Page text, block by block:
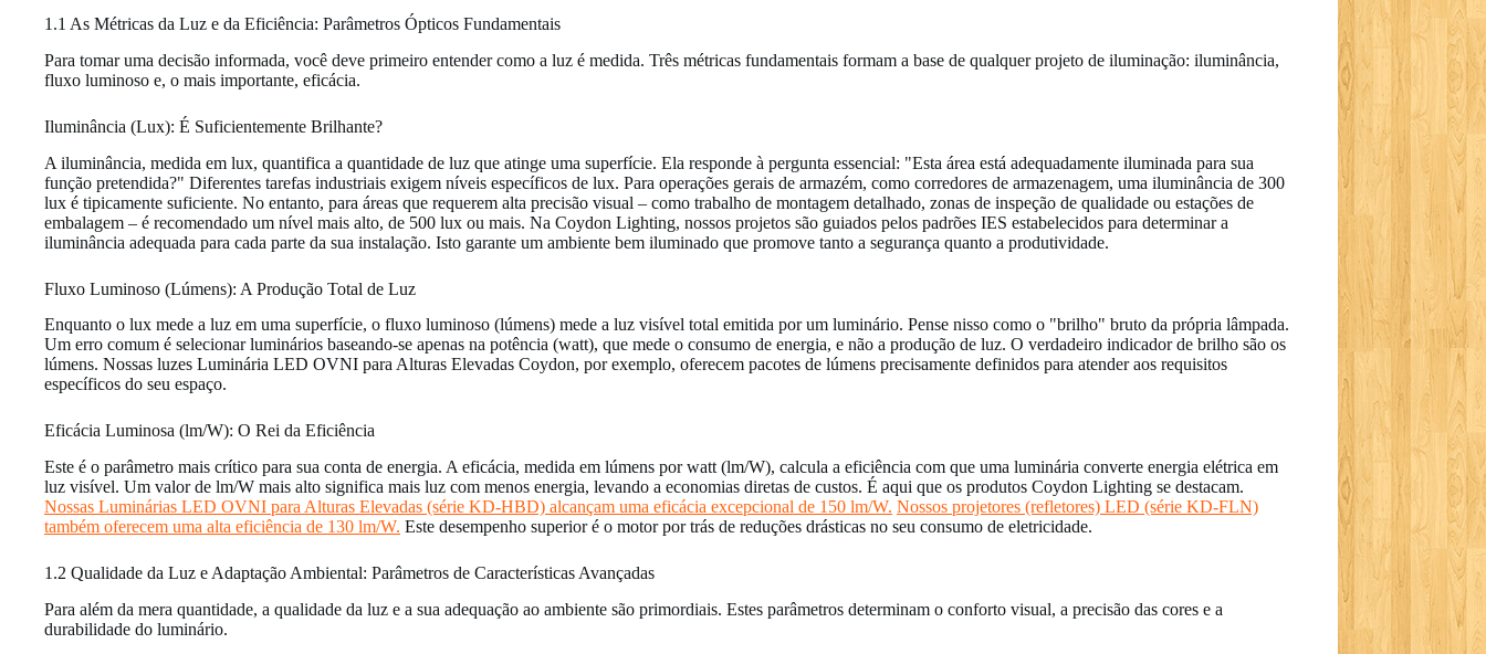
1.1 As Métricas da Luz e da Eficiência: Parâmetros Ópticos Fundamentais
Para tomar uma decisão informada, você deve primeiro entender como a luz é medida. Três métricas fundamentais formam a base de qualquer projeto de iluminação: iluminância,
fluxo luminoso e, o mais importante, eficácia.
Iluminância (Lux): É Suficientemente Brilhante?
A iluminância, medida em lux, quantifica a quantidade de luz que atinge uma superfície. Ela responde à pergunta essencial: "Esta área está adequadamente iluminada para sua
função pretendida?" Diferentes tarefas industriais exigem níveis específicos de lux. Para operações gerais de armazém, como corredores de armazenagem, uma iluminância de 300
lux é tipicamente suficiente. No entanto, para áreas que requerem alta precisão visual – como trabalho de montagem detalhado, zonas de inspeção de qualidade ou estações de
embalagem – é recomendado um nível mais alto, de 500 lux ou mais. Na Coydon Lighting, nossos projetos são guiados pelos padrões IES estabelecidos para determinar a
iluminância adequada para cada parte da sua instalação. Isto garante um ambiente bem iluminado que promove tanto a segurança quanto a produtividade.
Fluxo Luminoso (Lúmens): A Produção Total de Luz
Enquanto o lux mede a luz em uma superfície, o fluxo luminoso (lúmens) mede a luz visível total emitida por um luminário. Pense nisso como o "brilho" bruto da própria lâmpada.
Um erro comum é selecionar luminários baseando-se apenas na potência (watt), que mede o consumo de energia, e não a produção de luz. O verdadeiro indicador de brilho são os
lúmens. Nossas luzes Luminária LED OVNI para Alturas Elevadas Coydon, por exemplo, oferecem pacotes de lúmens precisamente definidos para atender aos requisitos
específicos do seu espaço.
Eficácia Luminosa (lm/W): O Rei da Eficiência
Este é o parâmetro mais crítico para sua conta de energia. A eficácia, medida em lúmens por watt (lm/W), calcula a eficiência com que uma luminária converte energia elétrica em
luz visível. Um valor de lm/W mais alto significa mais luz com menos energia, levando a economias diretas de custos. É aqui que os produtos Coydon Lighting se destacam.
Nossas Luminárias LED OVNI para Alturas Elevadas (série KD-HBD) alcançam uma eficácia excepcional de 150 lm/W. Nossos projetores (refletores) LED (série KD-FLN)
também oferecem uma alta eficiência de 130 lm/W. Este desempenho superior é o motor por trás de reduções drásticas no seu consumo de eletricidade.
1.2 Qualidade da Luz e Adaptação Ambiental: Parâmetros de Características Avançadas
Para além da mera quantidade, a qualidade da luz e a sua adequação ao ambiente são primordiais. Estes parâmetros determinam o conforto visual, a precisão das cores e a
durabilidade do luminário.